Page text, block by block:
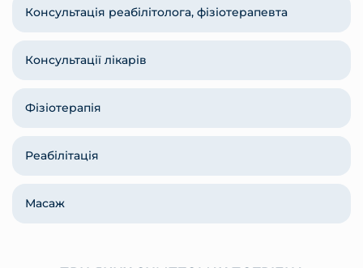
Консультація реабілітолога, фізіотерапевта
Консультації лікарів
Фізіотерапія
Реабілітація
Масаж